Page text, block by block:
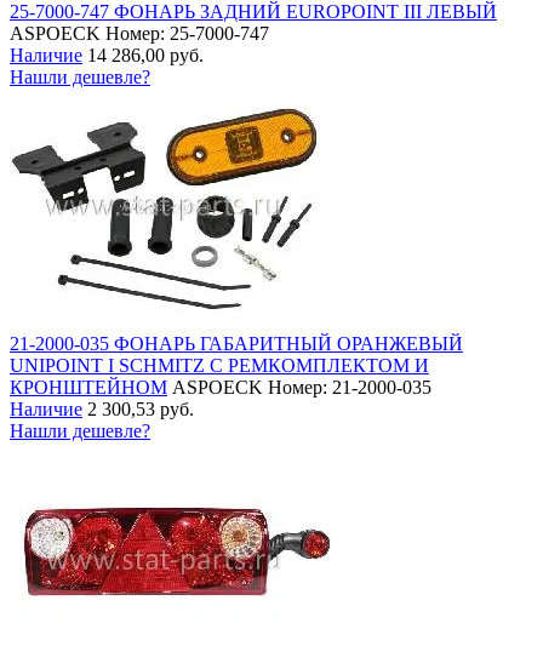
25-7000-747 ФОНАРЬ ЗАДНИЙ EUROPOINT III ЛЕВЫЙ
ASPOECK Номер: 25-7000-747
Наличие 14 286,00 руб.
Нашли дешевле?
21-2000-035 ФОНАРЬ ГАБАРИТНЫЙ ОРАНЖЕВЫЙ
UNIPOINT I SCHMITZ С РЕМКОМПЛЕКТОМ И
КРОНШТЕЙНОМ ASPOECK Номер: 21-2000-035
Наличие 2 300,53 руб.
Нашли дешевле?